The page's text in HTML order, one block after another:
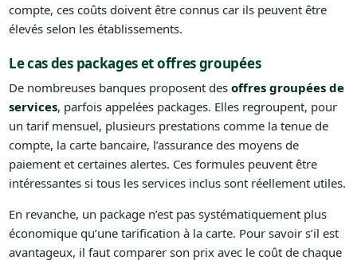
compte, ces coûts doivent être connus car ils peuvent être
élevés selon les établissements.
Le cas des packages et offres groupées
De nombreuses banques proposent des offres groupées de
services, parfois appelées packages. Elles regroupent, pour
un tarif mensuel, plusieurs prestations comme la tenue de
compte, la carte bancaire, l’assurance des moyens de
paiement et certaines alertes. Ces formules peuvent être
intéressantes si tous les services inclus sont réellement utiles.
En revanche, un package n’est pas systématiquement plus
économique qu’une tarification à la carte. Pour savoir s’il est
avantageux, il faut comparer son prix avec le coût de chaque